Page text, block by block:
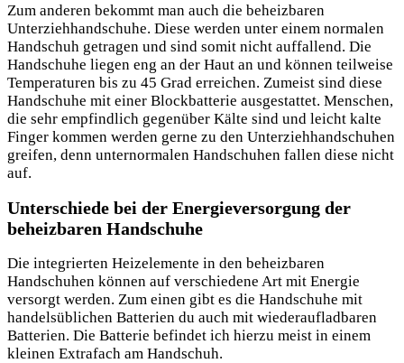
Zum anderen bekommt man auch die beheizbaren
Unterziehhandschuhe. Diese werden unter einem normalen
Handschuh getragen und sind somit nicht auffallend. Die
Handschuhe liegen eng an der Haut an und können teilweise
Temperaturen bis zu 45 Grad erreichen. Zumeist sind diese
Handschuhe mit einer Blockbatterie ausgestattet. Menschen,
die sehr empfindlich gegenüber Kälte sind und leicht kalte
Finger kommen werden gerne zu den Unterziehhandschuhen
greifen, denn unternormalen Handschuhen fallen diese nicht
auf.
Unterschiede bei der Energieversorgung der
beheizbaren Handschuhe
Die integrierten Heizelemente in den beheizbaren
Handschuhen können auf verschiedene Art mit Energie
versorgt werden. Zum einen gibt es die Handschuhe mit
handelsüblichen Batterien du auch mit wiederaufladbaren
Batterien. Die Batterie befindet ich hierzu meist in einem
kleinen Extrafach am Handschuh.